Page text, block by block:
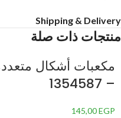
Shipping & Delivery
منتجات ذات صلة
– 1354587
145,00EGP